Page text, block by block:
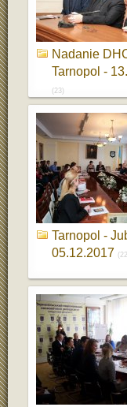
Nadanie
Tarnopol -
(23)
Tarnopol -
05.12.2017